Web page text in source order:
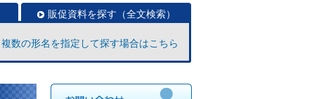
販促資料を探す（全文検索）
複数の形名を指定して探す場合はこちら